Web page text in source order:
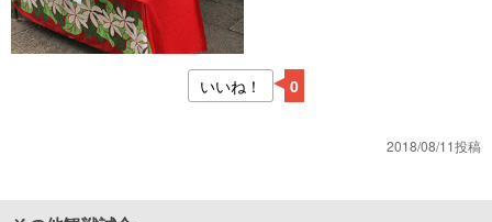
いいね！ 0
2018/08/11投稿